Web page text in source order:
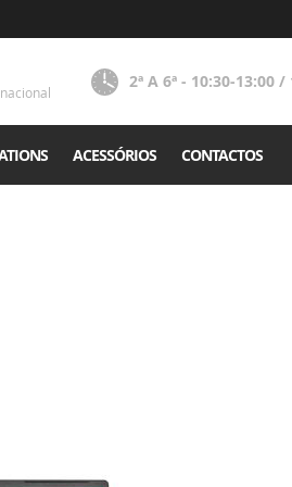
2ª A 6ª - 10:30-13:00
ACESSÓRIOS CONTACTOS